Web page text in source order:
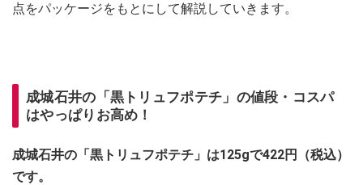
点をパッケージをもとにして解説していきます。
成城石井の「黒トリュフポテチ」の値段・コスパ
はやっぱりお高め！
成城石井の「黒トリュフポテチ」は125gで422円（税込）
です。